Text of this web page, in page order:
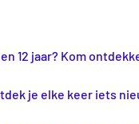
12 jaar? Kom
je elke keer iets